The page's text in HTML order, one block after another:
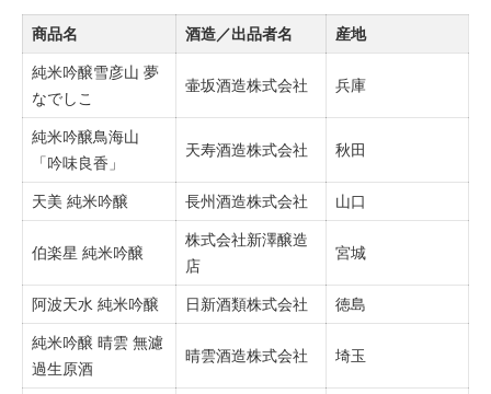
商品名 酒造／出品者名 産地
純米吟醸雪彦山 夢
なでしこ
壷坂酒造株式会社 兵庫
純米吟醸鳥海山
「吟味良香」
天寿酒造株式会社 秋田
天美 純米吟醸 長州酒造株式会社 山口
伯楽星 純米吟醸
株式会社新澤醸造
店
宮城
阿波天水 純米吟醸 日新酒類株式会社 徳島
純米吟醸 晴雲 無濾
過生原酒
晴雲酒造株式会社 埼玉